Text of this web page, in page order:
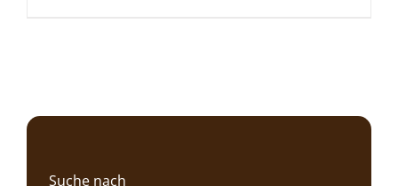
Suche nach